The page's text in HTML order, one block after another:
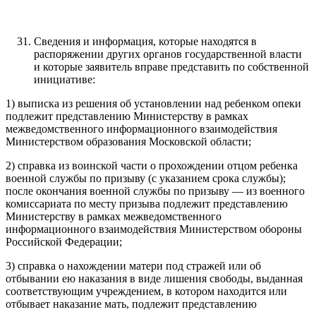
Сведения и информация, которые находятся в
распоряжении других органов государственной власти
и которые заявитель вправе представить по собственной
инициативе:
1) выписка из решения об установлении над ребенком опеки
подлежит представлению Министерству в рамках
межведомственного информационного взаимодействия
Министерством образования Московской области;
2) справка из воинской части о прохождении отцом ребенка
военной службы по призыву (с указанием срока службы);
после окончания военной службы по призыву — из военного
комиссариата по месту призыва подлежит представлению
Министерству в рамках межведомственного
информационного взаимодействия Министерством обороны
Российской Федерации;
3) справка о нахождении матери под стражей или об
отбывании ею наказания в виде лишения свободы, выданная
соответствующим учреждением, в котором находится или
отбывает наказание мать, подлежит представлению